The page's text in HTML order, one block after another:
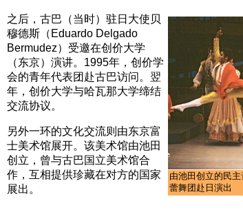
由池田创立的民
蕾舞团赴日演出
之后，古巴（当时）驻日大使贝
穆德斯（Eduardo Delgado
Bermudez）受邀在创价大学
（东京）演讲。1995年，创价学
会的青年代表团赴古巴访问。翌
年，创价大学与哈瓦那大学缔结
交流协议。
另外一环的文化交流则由东京富
士美术馆展开。该美术馆由池田
创立，曾与古巴国立美术馆合
作，互相提供珍藏在对方的国家
展出。